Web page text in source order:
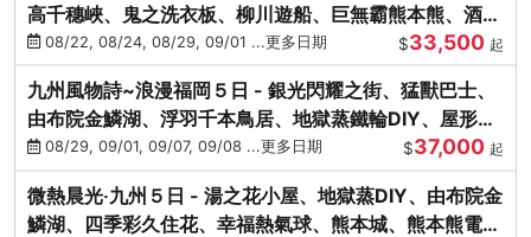
高千穗峽、鬼之洗衣板、柳川遊船、巨無霸熊本熊、酒造
見學試飲
08/22, 08/24, 08/29, 09/01 ...更多日期 $33,500 起
九州風物詩~浪漫福岡５日 - 銀光閃耀之街、猛獸巴士、
由布院金鱗湖、浮羽千本鳥居、地獄蒸鐵輪DIY、屋形船
晚宴、鸕鶿捕魚
08/29, 09/01, 09/07, 09/08 ...更多日期 $37,000 起
微熱晨光‧九州５日 - 湯之花小屋、地獄蒸DIY、由布院金
鱗湖、四季彩久住花、幸福熱氣球、熊本城、熊本熊電